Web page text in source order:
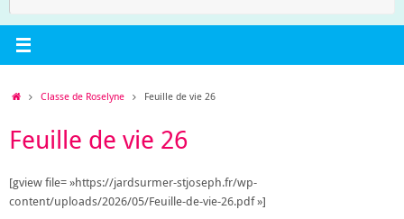
AccueilClasse de Roselyne Feuille de vie 26
Feuille de vie 26
[gview file= »https://jardsurmer-stjoseph.fr/wp-
content/uploads/2026/05/Feuille-de-vie-26.pdf »]